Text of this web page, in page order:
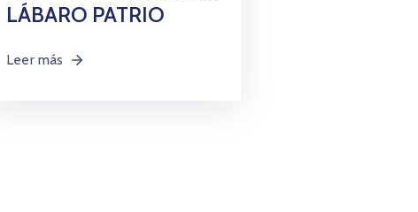
LÁBARO PATRIO
Leer más